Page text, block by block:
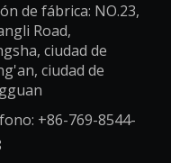
de fábrica: NO.23,
Road,
ciudad de
ciudad de
+86-769-8544-